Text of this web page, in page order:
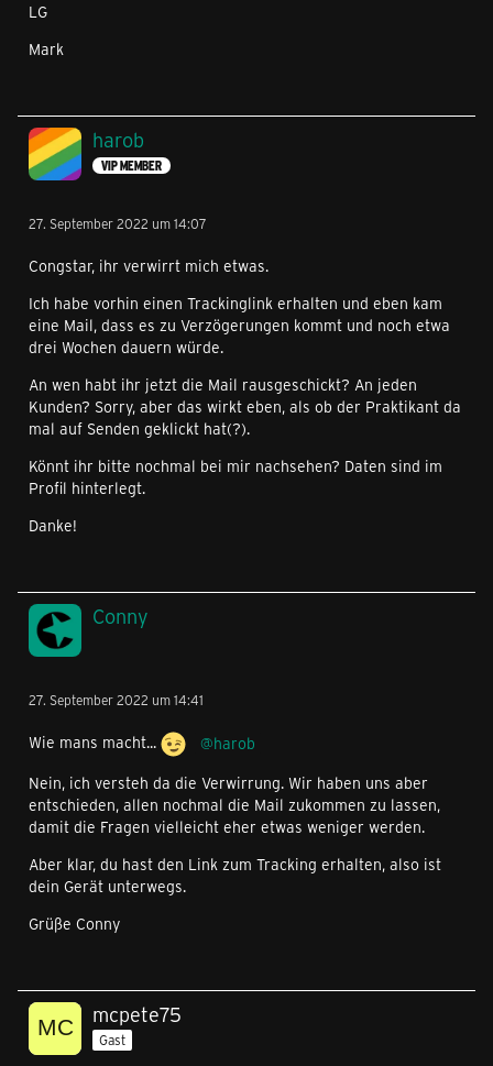
LG
Mark
harob
VIP MEMBER
27. September 2022 um 14:07
Congstar, ihr verwirrt mich etwas.
Ich habe vorhin einen Trackinglink erhalten und eben kam
eine Mail, dass es zu Verzögerungen kommt und noch etwa
drei Wochen dauern würde.
An wen habt ihr jetzt die Mail rausgeschickt? An jeden
Kunden? Sorry, aber das wirkt eben, als ob der Praktikant da
mal auf Senden geklickt hat(?).
Könnt ihr bitte nochmal bei mir nachsehen? Daten sind im
Profil hinterlegt.
Danke!
Conny
27. September 2022 um 14:41
Wie mans macht...
harob
Nein, ich versteh da die Verwirrung. Wir haben uns aber
entschieden, allen nochmal die Mail zukommen zu lassen,
damit die Fragen vielleicht eher etwas weniger werden.
Aber klar, du hast den Link zum Tracking erhalten, also ist
dein Gerät unterwegs.
Grüße Conny
mcpete75
Gast